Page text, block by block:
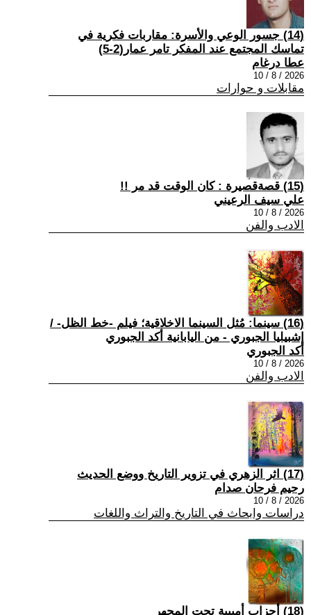
(14) جسور الوعي والأسرة: مقاربات فكرية في
تماسك المجتمع عند المفكر تامر عمار(2-5)
عطا درغام
2026 / 8 / 10
مقابلات و حوارات
(15) قصةقصيرة : كان الوقت قد مر !!
علي سيف الرعيني
2026 / 8 / 10
الادب والفن
(16) سينما: مُثل السينما الاخلاقية؛ فيلم -خط الظل- /
إشبيليا الجبوري - من اليابانية أكد الجبوري
أكد الجبوري
2026 / 8 / 10
الادب والفن
(17) اثر الزهري في تزوير التاريخ ووضع الحديث
رحيم فرحان صدام
2026 / 8 / 10
دراسات وابحاث في التاريخ والتراث واللغات
(18) أحزاب أميبية تحت المجهر